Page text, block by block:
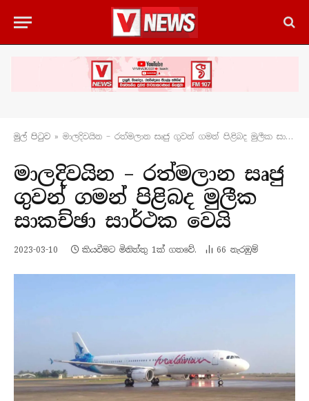
මුල් පිටු​ව » මාලදිවයින – රත්මලාන සෘජු ගුවන් ගමන් පිළිබද මුලීක සාකච්ඡා සාර්ථක වෙයි
මාලදිවයින – රත්මලාන සෘජු
ගුවන් ගමන් පිළිබද මුලීක
සාකච්ඡා සාර්ථක වෙයි
2023-03-10 කියවීමට මිනිත්තු 1ක් ගතවේ. 66 නැරඹු​ම්